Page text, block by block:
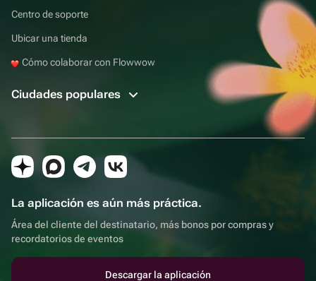
Centro de soporte
Ubicar una tienda
Cómo colaborar con Flowwow
Ciudades populares
La aplicación es aún más práctica.
Área del cliente del destinatario, más bonos por compras y
recordatorios de eventos
Descargar la aplicación